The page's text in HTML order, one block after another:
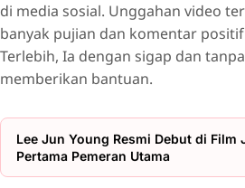
di media sosial. Unggahan video
banyak pujian dan komentar
Terlebih, Ia dengan sigap dan
memberikan bantuan.
Lee Jun Young Resmi Debut di Film
Pertama Pemeran Utama